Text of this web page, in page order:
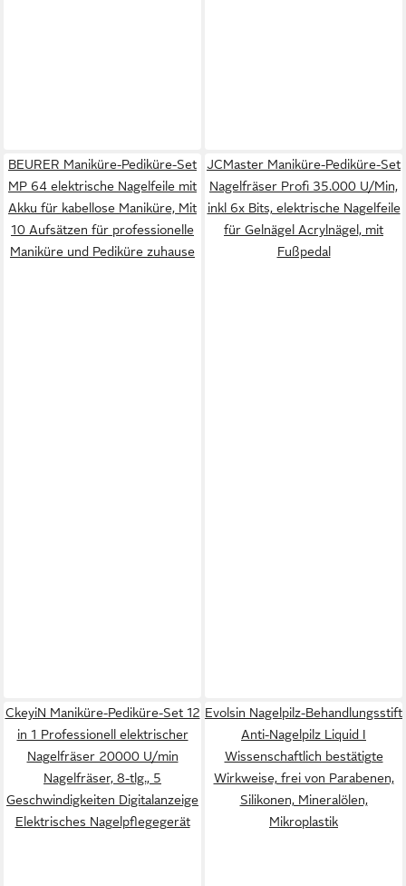
BEURER Maniküre-Pediküre-Set
MP 64 elektrische Nagelfeile mit
Akku für kabellose Maniküre, Mit
10 Aufsätzen für professionelle
Maniküre und Pediküre zuhause
JCMaster Maniküre-Pediküre-Set
Nagelfräser Profi 35.000 U/Min,
inkl 6x Bits, elektrische Nagelfeile
für Gelnägel Acrylnägel, mit
Fußpedal
CkeyiN Maniküre-Pediküre-Set 12
in 1 Professionell elektrischer
Nagelfräser 20000 U/min
Nagelfräser, 8-tlg., 5
Geschwindigkeiten Digitalanzeige
Elektrisches Nagelpflegegerät
Evolsin Nagelpilz-Behandlungsstift
Anti-Nagelpilz Liquid I
Wissenschaftlich bestätigte
Wirkweise, frei von Parabenen,
Silikonen, Mineralölen,
Mikroplastik